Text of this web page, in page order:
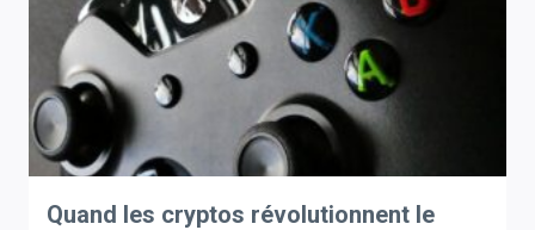
Quand les cryptos révolutionnent le